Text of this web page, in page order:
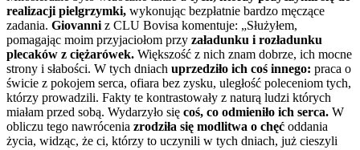
realizacji pielgrzymki, wykonując bezpłatnie bardzo męczące
zadania. Giovanni z CLU Bovisa komentuje: „Służyłem,
pomagając moim przyjaciołom przy załadunku i rozładunku
plecaków z ciężarówek. Większość z nich znam dobrze, ich mocne
strony i słabości. W tych dniach uprzedziło ich coś innego: praca o
świcie z pokojem serca, ofiara bez zysku, uległość poleceniom tych,
którzy prowadzili. Fakty te kontrastowały z naturą ludzi których
miałam przed sobą. Wydarzyło się coś, co odmieniło ich serca. W
obliczu tego nawrócenia zrodziła się modlitwa o chęć oddania
życia, widząc, że ci, którzy to uczynili w tych dniach, już cieszyli